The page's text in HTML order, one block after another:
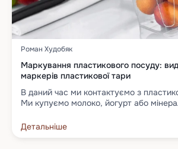
Роман Худобяк
Маркування пластикового посуду:
маркерів пластикової тари
В даний час ми контактуємо з
Ми купуємо молоко, йогурт або
Детальніше